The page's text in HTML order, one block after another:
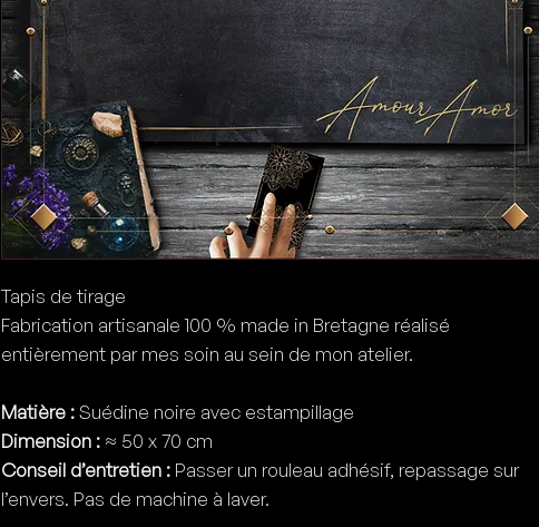
Tapis de tirage
Fabrication artisanale 100 % made in Bretagne réalisé
entièrement par mes soin au sein de mon atelier.
Matière :Suédine noire avec estampillage
Dimension : ≈ 50 x 70 cm
Conseil d’entretien : Passer un rouleau adhésif, repassage sur
l’envers. Pas de machine à laver.